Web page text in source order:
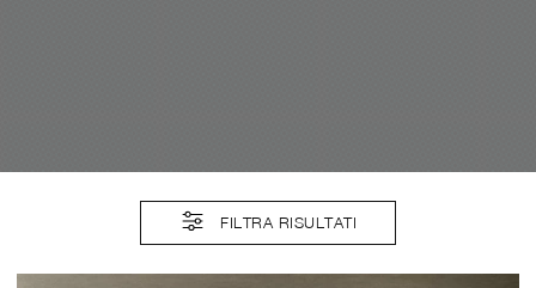
FILTRA RISULTATI